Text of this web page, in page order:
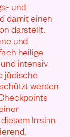
und
damit einen
darstellt.
und
heilige
intensiv
jüdische
werden
Irrsinn